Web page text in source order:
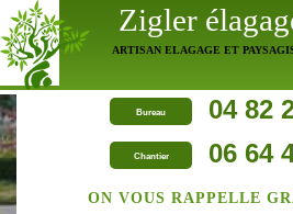
Zigler
ARTISAN ELAGAGE ET
Bureau 04 82
Chantier 06 64
ON VOUS RAPPELLE